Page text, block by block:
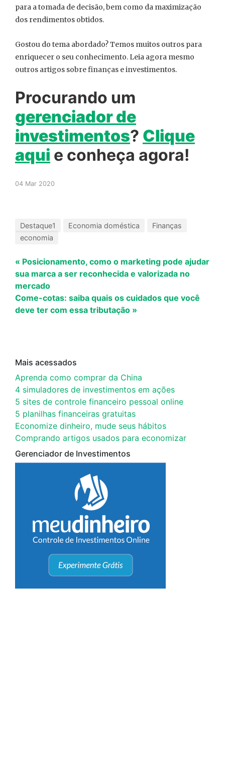
para a tomada de decisão, bem como da maximização
dos rendimentos obtidos.
Gostou do tema abordado? Temos muitos outros para
enriquecer o seu conhecimento. Leia agora mesmo
outros artigos sobre finanças e investimentos.
Procurando um
gerenciador de
investimentos? Clique
aqui e conheça agora!
04 Mar 2020
Destaque1 Economia doméstica
Finanças
economia
« Posicionamento, como o marketing pode ajudar
sua marca a ser reconhecida e valorizada no
mercado
Come-cotas: saiba quais os cuidados que você
deve ter com essa tributação »
Mais acessados
Aprenda como comprar da China
4 simuladores de investimentos em ações
5 sites de controle financeiro pessoal online
5 planilhas financeiras gratuitas
Economize dinheiro, mude seus hábitos
Comprando artigos usados para economizar
Gerenciador de Investimentos